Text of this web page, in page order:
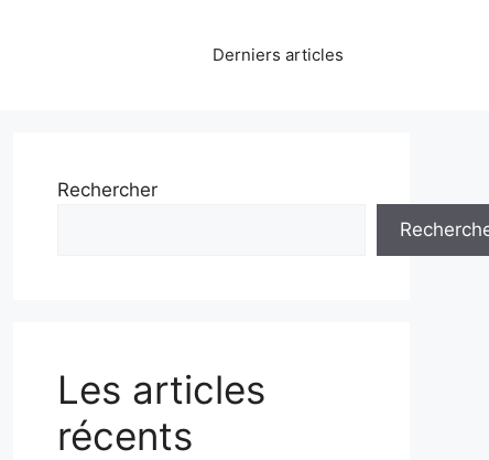
Derniers articles
Rechercher
Les articles
récents